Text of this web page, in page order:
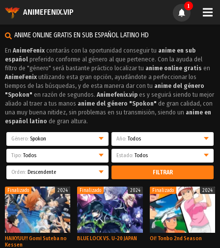
ANIMEFENIX.VIP
1
ANIME ONLINE GRATIS EN SUB ESPAÑOL LATINO HD
En AnimeFenix contarás con la oportunidad conseguir tu anime en sub
español preferido conforme al género al que pertenece. Con la ayuda del
filtro de "género" será bastante práctico localizar tu anime online gratis en
AnimeFenix utilizando esta gran opción, ayudándote a perfeccionar los
tiempos de las búsquedas, y de esta manera dar con tu anime del género
"Spokon" en razón de segundos. Animefenix.vip es y seguirá siendo tu mejor
aliado al traer a tus manos anime del género "Spokon" de gran calidad, con
una muy buena nitidez, sin problemas en su transmisión, siendo un anime en
español latino de gran altura.
Género: Spokon Año: Todos
Tipo: Todos Estado: Todos
Orden: Descendente FILTRAR
Finalizado 2024
HAIKYUU!! Gomi Suteba no
Kessen
Finalizado 2024
BLUE LOCK VS. U-20 JAPAN
Finalizado 2024
Oi! Tonbo 2nd Season